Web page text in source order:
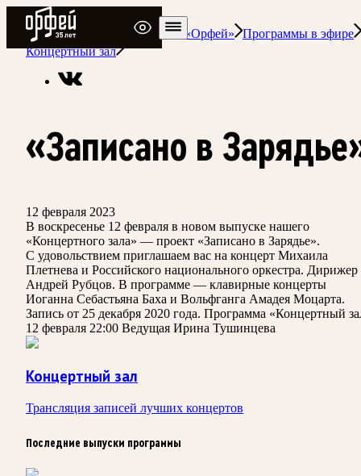
Радио Орфей
Радио классической музыки «Орфей»
Программы в эфире
Концертный зал
«Записано в
12 февраля 2023
В воскресенье 12 февраля в новом выпуске нашего
«Концертного зала» — проект «Записано в Зарядье».
С удовольствием приглашаем вас на концерт Михаила
Плетнева и Российского национального оркестра.
Андрей Рубцов. В программе — клавирные концерты
Иоганна Себастьяна Баха и Вольфганга Амадея Моцарта.
Запись от 25 декабря 2020 года. Программа «Концертный
12 февраля 22:00 Ведущая Ирина Тушинцева
Концертный зал
Трансляция записей лучших концертов
Последние выпуски программы